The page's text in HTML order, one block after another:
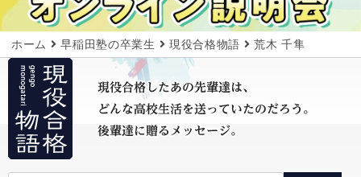
ホーム 早稲田塾の卒業生 現役合格物語 荒木 千隼